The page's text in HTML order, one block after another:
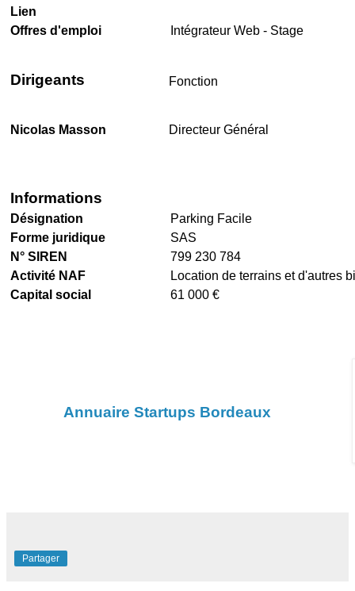
Lien
Offres d'emploi
Intégrateur Web - Stage
Dirigeants Fonction
Nicolas Masson Directeur Général
Informations
Désignation
Parking Facile
Forme juridique
SAS
N° SIREN
799 230 784
Activité NAF
Location de terrains et d'autres
Capital social
61 000 €
Annuaire Startups Bordeaux
Partager